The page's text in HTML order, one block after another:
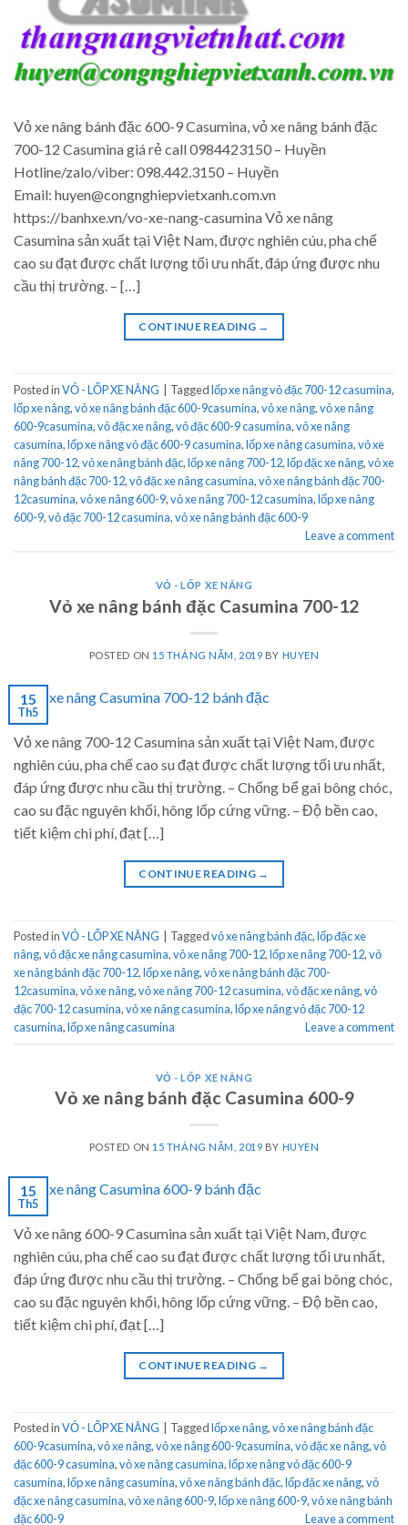
Vỏ xe nâng bánh đặc 600-9 Casumina, vỏ xe nâng bánh đặc
700-12 Casumina giá rẻ call 0984423150 – Huyền
Hotline/zalo/viber: 098.442.3150 – Huyền
Email: huyen@congnghiepvietxanh.com.vn
https://banhxe.vn/vo-xe-nang-casumina Vỏ xe nâng
Casumina sản xuất tại Việt Nam, được nghiên cúu, pha chế
cao su đạt được chất lượng tối ưu nhất, đáp ứng được nhu
cầu thị trường. – […]
CONTINUE READING →
Posted inVỎ - LỐP XE NÂNG Taggedlốp xe nâng vỏ đặc 700-12 casumina,
lốp xe nâng,vỏ xe nâng bánh đặc 600-9casumina,vỏ xe nâng,vỏ xe nâng
600-9casumina,vỏ đặc xe nâng,vỏ đặc 600-9 casumina,vỏ xe nâng
casumina,lốp xe nâng vỏ đặc 600-9 casumina,lốp xe nâng casumina,vỏ xe
nâng 700-12,vỏ xe nâng bánh đặc,lốp xe nâng 700-12,lốp đặc xe nâng,vỏ xe
nâng bánh đặc 700-12,vỏ đặc xe nâng casumina,vỏ xe nâng bánh đặc 700-
12casumina,vỏ xe nâng 600-9,vỏ xe nâng 700-12 casumina,lốp xe nâng
600-9,vỏ đặc 700-12 casumina,vỏ xe nâng bánh đặc 600-9
Leave a comment
VỎ - LỐP XE NÂNG
Vỏ xe nâng bánh đặc Casumina 700-12
POSTED ON 15 THÁNG NĂM, 2019 BY HUYEN
15
Th5
Vỏ xe nâng 700-12 Casumina sản xuất tại Việt Nam, được
nghiên cúu, pha chế cao su đạt được chất lượng tối ưu nhất,
đáp ứng được nhu cầu thị trường. – Chống bể gai bông chóc,
cao su đặc nguyên khối, hông lốp cứng vững. – Độ bền cao,
tiết kiệm chi phí, đạt […]
CONTINUE READING →
Posted inVỎ - LỐP XE NÂNG Taggedvỏ xe nâng bánh đặc,lốp đặc xe
nâng,vỏ đặc xe nâng casumina,vỏ xe nâng 700-12,lốp xe nâng 700-12,vỏ
xe nâng bánh đặc 700-12,lốp xe nâng,vỏ xe nâng bánh đặc 700-
12casumina,vỏ xe nâng,vỏ xe nâng 700-12 casumina,vỏ đặc xe nâng,vỏ
đặc 700-12 casumina,vỏ xe nâng casumina,lốp xe nâng vỏ đặc 700-12
casumina,lốp xe nâng casumina Leave a comment
VỎ - LỐP XE NÂNG
Vỏ xe nâng bánh đặc Casumina 600-9
POSTED ON 15 THÁNG NĂM, 2019 BY HUYEN
15
Th5
Vỏ xe nâng 600-9 Casumina sản xuất tại Việt Nam, được
nghiên cúu, pha chế cao su đạt được chất lượng tối ưu nhất,
đáp ứng được nhu cầu thị trường. – Chống bể gai bông chóc,
cao su đặc nguyên khối, hông lốp cứng vững. – Độ bền cao,
tiết kiệm chi phí, đạt […]
CONTINUE READING →
Posted inVỎ - LỐP XE NÂNG Taggedlốp xe nâng,vỏ xe nâng bánh đặc
600-9casumina,vỏ xe nâng,vỏ xe nâng 600-9casumina,vỏ đặc xe nâng,vỏ
đặc 600-9 casumina,vỏ xe nâng casumina,lốp xe nâng vỏ đặc 600-9
casumina,lốp xe nâng casumina,vỏ xe nâng bánh đặc,lốp đặc xe nâng,vỏ
đặc xe nâng casumina,vỏ xe nâng 600-9,lốp xe nâng 600-9,vỏ xe nâng bánh
đặc 600-9
Leave a comment